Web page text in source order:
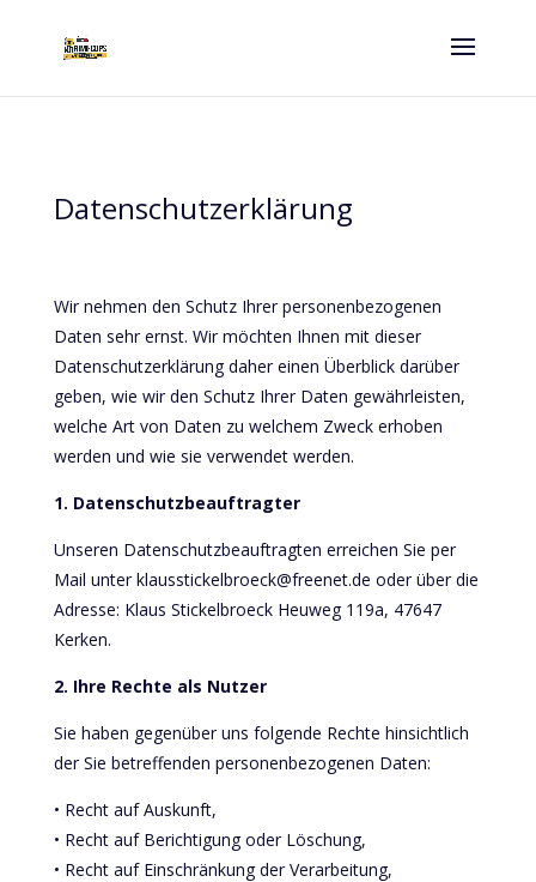
Datenschutzerklärung
Wir nehmen den Schutz Ihrer personenbezogenen
Daten sehr ernst. Wir möchten Ihnen mit dieser
Datenschutzerklärung daher einen Überblick darüber
geben, wie wir den Schutz Ihrer Daten gewährleisten,
welche Art von Daten zu welchem Zweck erhoben
werden und wie sie verwendet werden.
1. Datenschutzbeauftragter
Unseren Datenschutzbeauftragten erreichen Sie per
Mail unter klausstickelbroeck@freenet.de oder über die
Adresse: Klaus Stickelbroeck Heuweg 119a, 47647
Kerken.
2. Ihre Rechte als Nutzer
Sie haben gegenüber uns folgende Rechte hinsichtlich
der Sie betreffenden personenbezogenen Daten:
• Recht auf Auskunft,
• Recht auf Berichtigung oder Löschung,
• Recht auf Einschränkung der Verarbeitung,